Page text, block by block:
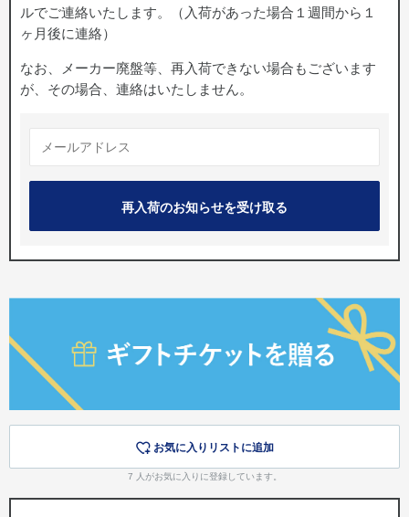
ルでご連絡いたします。（入荷があった場合１週間から１
ヶ月後に連絡）
なお、メーカー廃盤等、再入荷できない場合もございます
が、その場合、連絡はいたしません。
お気に入りリストに追加
7 人がお気に入りに登録しています。